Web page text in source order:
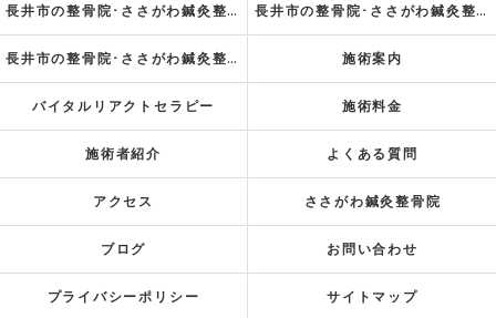
長井市の整骨院･ささがわ鍼灸整骨院の口コミ情報 長井市の整骨院･ささがわ鍼灸整骨院の評判
長井市の整骨院･ささがわ鍼灸整骨院のお客様の声 施術案内
バイタルリアクトセラピー 施術料金
施術者紹介 よくある質問
アクセス ささがわ鍼灸整骨院
ブログ お問い合わせ
プライバシーポリシー サイトマップ